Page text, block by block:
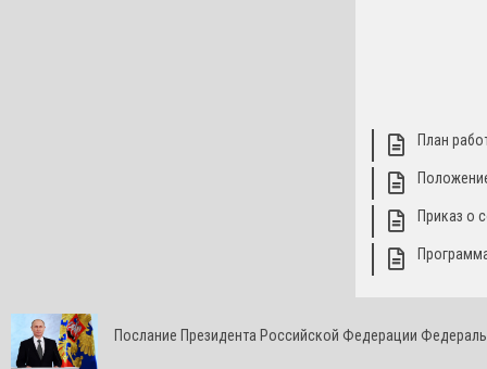
План
Приказ о
Послание Президента Российской Федерации